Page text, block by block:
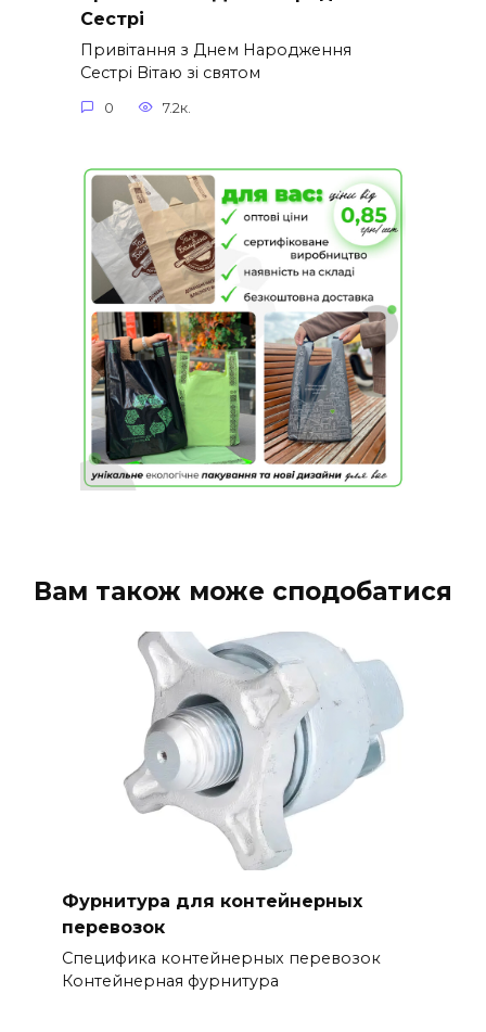
Сестрі
Привітання з Днем Народження
Сестрі Вітаю зі святом
0 7.2к.
Вам також може сподобатися
Фурнитура для контейнерных
перевозок
Специфика контейнерных перевозок
Контейнерная фурнитура